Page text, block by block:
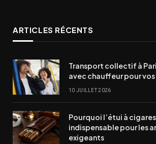
ARTICLES RÉCENTS
Transport collectif à
avec chauffeur pour
10 JUILLET 2026
Pourquoi l’étui à
indispensable pour les
exigeants